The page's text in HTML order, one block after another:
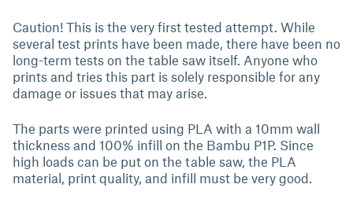
Caution! This is the very first tested attempt. While
several test prints have been made, there have been no
long-term tests on the table saw itself. Anyone who
prints and tries this part is solely responsible for any
damage or issues that may arise.
The parts were printed using PLA with a 10mm wall
thickness and 100% infill on the Bambu P1P. Since
high loads can be put on the table saw, the PLA
material, print quality, and infill must be very good.